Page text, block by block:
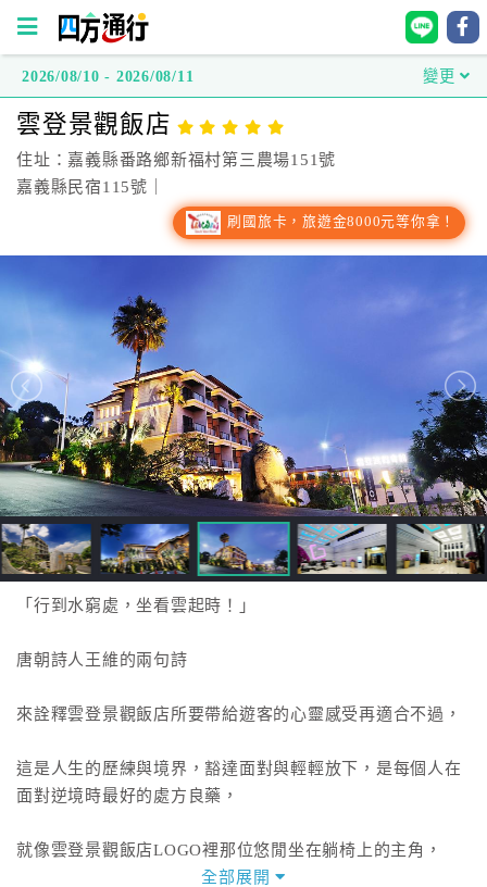
方
通
行
訂
房
直
接
跟
飯
店
訂
HOT
特
民
宿
2026/08/10 - 2026/08/11 變更
雲登景觀飯店
住址：嘉義縣番路鄉新福村第三農場151號
嘉義縣民宿115號｜
刷國旅卡，旅遊金8000元等你拿！
「行到水窮處，坐看雲起時！」
唐朝詩人王維的兩句詩
來詮釋雲登景觀飯店所要帶給遊客的心靈感受再適合不過，
這是人生的歷練與境界，豁達面對與輕輕放下，是每個人在
面對逆境時最好的處方良藥，
就像雲登景觀飯店LOGO裡那位悠閒坐在躺椅上的主角，
全部展開